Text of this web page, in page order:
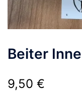
Beiter
9,50 €